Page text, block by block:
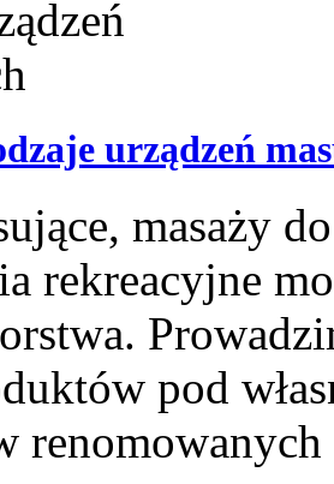
urządzeń
masaży
rekreacyjne
pod